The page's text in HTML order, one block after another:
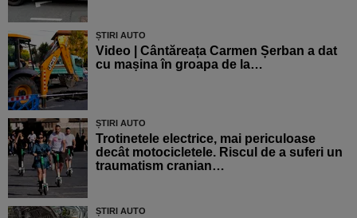
ȘTIRI AUTO
Video | Cântăreața Carmen Șerban a dat
cu mașina în groapa de la…
ȘTIRI AUTO
Trotinetele electrice, mai periculoase
decât motocicletele. Riscul de a suferi un
traumatism cranian…
ȘTIRI AUTO